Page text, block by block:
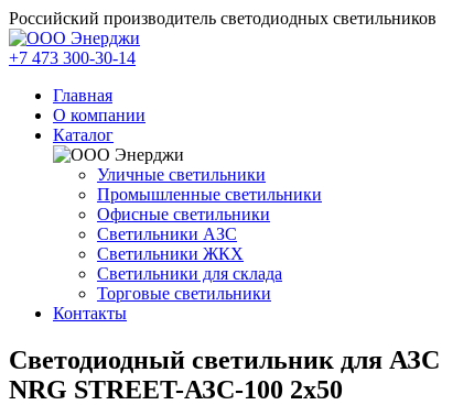
Российский производитель светодиодных светильников
+7 473 300-30-14
Главная
О компании
Каталог
Уличные светильники
Промышленные светильники
Офисные светильники
Светильники АЗС
Светильники ЖКХ
Светильники для склада
Торговые светильники
Контакты
Светодиодный светильник для АЗС
NRG STREET-АЗС-100 2х50